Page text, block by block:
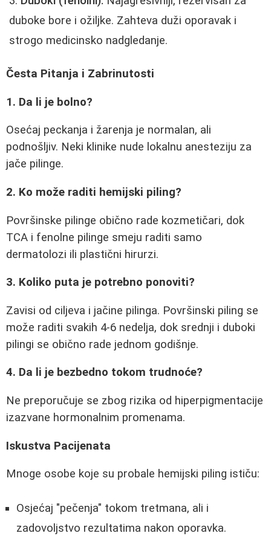
duboke bore i ožiljke. Zahteva duži oporavak i
strogo medicinsko nadgledanje.
Česta Pitanja i Zabrinutosti
1. Da li je bolno?
Osećaj peckanja i žarenja je normalan, ali
podnošljiv. Neki klinike nude lokalnu anesteziju za
jače pilinge.
2. Ko može raditi hemijski piling?
Površinske pilinge obično rade kozmetičari, dok
TCA i fenolne pilinge smeju raditi samo
dermatolozi ili plastični hirurzi.
3. Koliko puta je potrebno ponoviti?
Zavisi od ciljeva i jačine pilinga. Površinski piling se
može raditi svakih 4-6 nedelja, dok srednji i duboki
pilingi se obično rade jednom godišnje.
4. Da li je bezbedno tokom trudnoće?
Ne preporučuje se zbog rizika od hiperpigmentacije
izazvane hormonalnim promenama.
Iskustva Pacijenata
Mnoge osobe koje su probale hemijski piling ističu:
Osjećaj "pečenja" tokom tretmana, ali i
zadovoljstvo rezultatima nakon oporavka.